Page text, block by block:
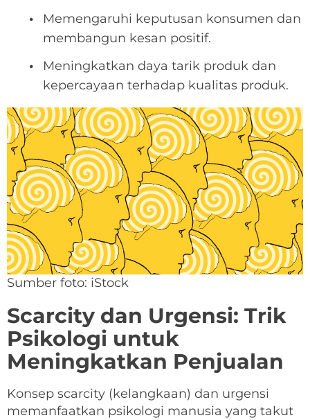
Memengaruhi keputusan konsumen dan
membangun kesan positif.
Meningkatkan daya tarik produk dan
kepercayaan terhadap kualitas produk.
Sumber foto: iStock
Scarcity dan Urgensi: Trik
Psikologi untuk
Meningkatkan Penjualan
Konsep scarcity (kelangkaan) dan urgensi
memanfaatkan psikologi manusia yang takut